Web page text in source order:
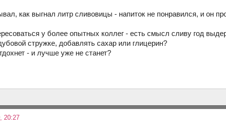
как выгнал литр сливовицы - напиток не понравился, и он
у более опытных коллег - есть смысл сливу год
стружке, добавлять сахар или глицерин?
- и лучше уже не станет?
20:27